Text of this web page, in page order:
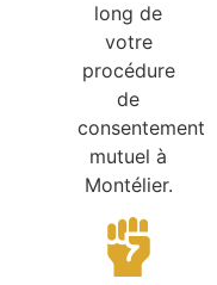
long de
votre
procédure
de
consentement
mutuel à
Montélier.